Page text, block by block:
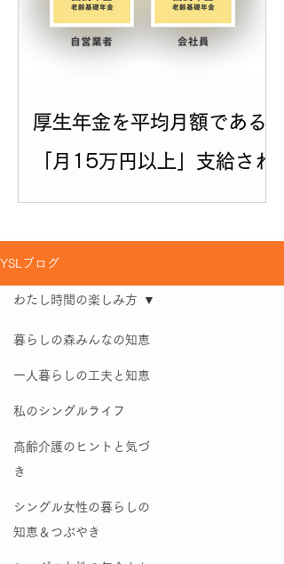
厚生年金を平均月額である
「月15万円以上」支給され
る人の割合
YSLブログ
暮らしの森みんなの知恵
一人暮らしの工夫と知恵
私のシングルライフ
高齢介護のヒントと気づ
き
シングル女性の暮らしの
知恵＆つぶやき
わたし時間の楽しみ方